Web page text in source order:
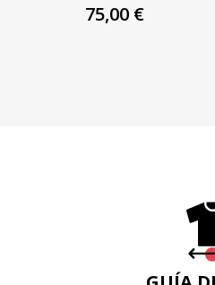
75,00 €